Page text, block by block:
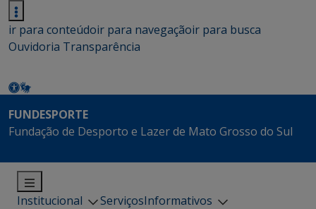
ir para conteúdoir para navegaçãoir para busca
Ouvidoria Transparência
FUNDESPORTE
Fundação de Desporto e Lazer de Mato Grosso do Sul
Institucional ServiçosInformativos